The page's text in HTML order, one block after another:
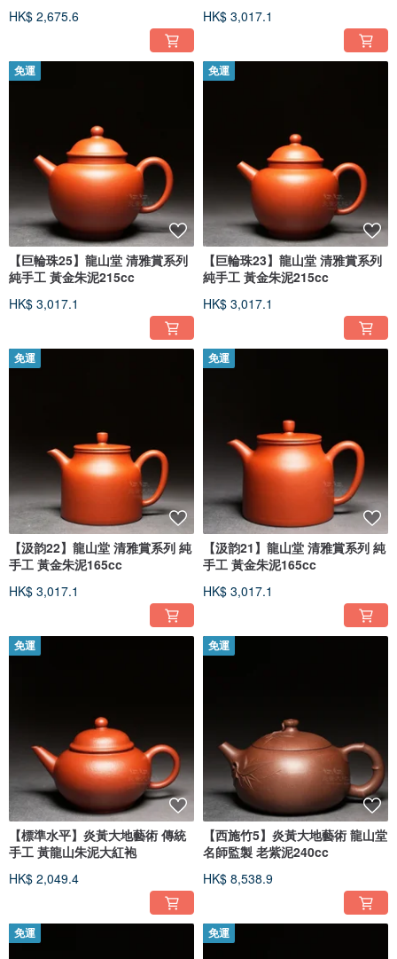
HK$ 2,675.6
HK$ 3,017.1
免運
【巨輪珠25】龍山堂 清雅賞系列
純手工 黃金朱泥215cc
HK$ 3,017.1
免運
【巨輪珠23】龍山堂 清雅賞系列
純手工 黃金朱泥215cc
HK$ 3,017.1
免運
【汲韵22】龍山堂 清雅賞系列 純
手工 黃金朱泥165cc
HK$ 3,017.1
免運
【汲韵21】龍山堂 清雅賞系列 純
手工 黃金朱泥165cc
HK$ 3,017.1
免運
【標準水平】炎黃大地藝術 傳統
手工 黃龍山朱泥大紅袍
HK$ 2,049.4
免運
【西施竹5】炎黃大地藝術 龍山堂
名師監製 老紫泥240cc
HK$ 8,538.9
免運 免運